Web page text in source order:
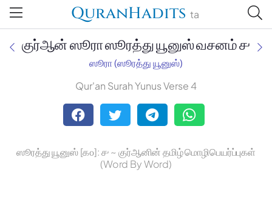
QuranHadits ta
Jan Trust Foundation
Mufti Omar Sheriff Qasimi,
குர்ஆன் ஸூரா ஸூரத்து யூனுஸ் வசனம் ௪
ஸூரா (ஸூரத்து யூனுஸ்)
Qur'an Surah Yunus Verse 4
ஸூரத்து யூனுஸ் [௧௦]: ௪ ~ குர்ஆனின் தமிழ் மொழிபெயர்ப்புகள்
(Word By Word)